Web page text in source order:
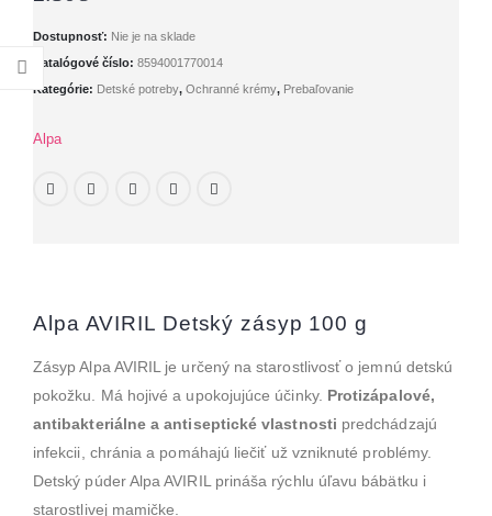
Dostupnosť: Nie je na sklade
Katalógové číslo: 8594001770014
Kategórie: Detské potreby, Ochranné krémy, Prebaľovanie
Alpa
Alpa AVIRIL Detský zásyp 100 g
Zásyp Alpa AVIRIL je určený na starostlivosť o jemnú detskú
pokožku. Má hojivé a upokojujúce účinky. Protizápalové,
antibakteriálne a antiseptické vlastnosti predchádzajú
infekcii, chránia a pomáhajú liečiť už vzniknuté problémy.
Detský púder Alpa AVIRIL prináša rýchlu úľavu bábätku i
starostlivej mamičke.